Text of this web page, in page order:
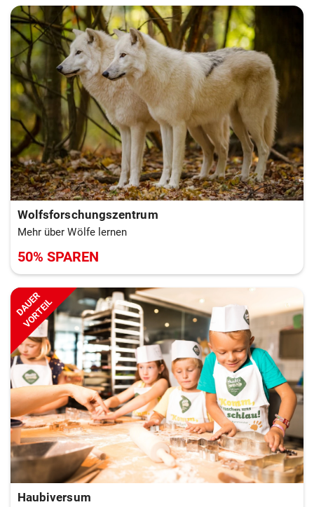
Wolfsforschungszentrum
Mehr über Wölfe lernen
50% SPAREN
DAUER
VORTEIL
Haubiversum